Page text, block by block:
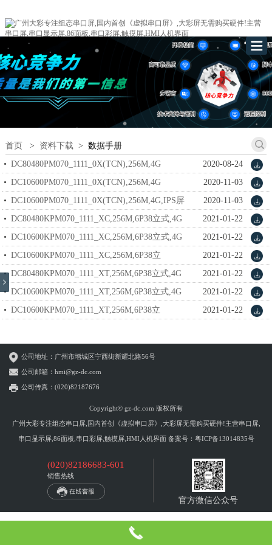
首页 > 资料下载> 数据手册
2020-08-24
DC80480PM070_1111_0X(TCN),256M,4G
DATASHEET_V1.2.PDF
2020-11-03
DC10600PM070_1111_0X(TCN),256M,4G
DATASHEET_V1.2.PDF
2020-11-03
DC10600PM070_1111_0X(TCN),256M,4G,IPS屏
DATASHEET_V1.2.PDF
2021-01-22
DC80480KPM070_1111_XC,256M,6P38立式,4G
datasheet_V1.1.pdf
2021-01-22
DC10600KPM070_1111_XC,256M,6P38立式,4G
datasheet_V1.1.pdf
2021-01-22
DC10600KPM070_1111_XC,256M,6P38立
式,4G,IPS屏 datasheet_V1.1.pdf
2021-01-22
DC80480KPM070_1111_XT,256M,6P38立式,4G
datasheet_V1.1.pdf
2021-01-22
DC10600KPM070_1111_XT,256M,6P38立式,4G
datasheet_V1.1.pdf
2021-01-22
DC10600KPM070_1111_XT,256M,6P38立
公司地址：广州市增城区宁西街新耀北路56号
公司邮箱：hmi@gz-dc.com
公司传真：(020)82187676
Copyright© gz-dc.com 版权所有
广州大彩专注组态串口屏,国内首创《虚拟串口屏》,大彩屏无需购买硬件!主营串口屏,
串口显示屏,86面板,串口彩屏,触摸屏,HMI人机界面 备案号： 粤ICP备13014835号
(020)82186683-601
销售热线
官方微信公众号